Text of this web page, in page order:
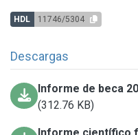
HDL 11746/5304
Descargas
Informe de beca
(312.76 KB)